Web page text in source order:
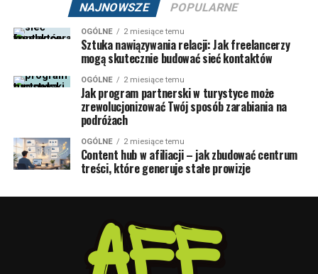
NAJNOWSZE POPULARNE
OGÓLNE 2 miesiące temu
Sztuka nawiązywania relacji: Jak freelancerzy
mogą skutecznie budować sieć kontaktów
OGÓLNE 2 miesiące temu
Jak program partnerski w turystyce może
zrewolucjonizować Twój sposób zarabiania na
podróżach
OGÓLNE 2 miesiące temu
Content hub w afiliacji – jak zbudować centrum
treści, które generuje stałe prowizje